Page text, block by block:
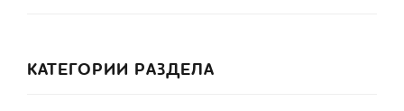
КАТЕГОРИИ РАЗДЕЛА